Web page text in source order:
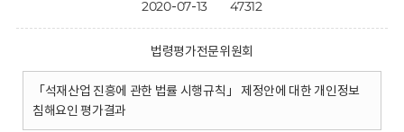
2020-07-13 47312
법령평가전문위원회
「석재산업 진흥에 관한 법률 시행규칙」 제정안에 대한 개인정보
침해요인 평가결과